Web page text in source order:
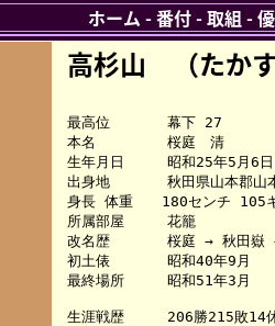
高杉山 （たか
最高位　　　　幕下 27
本名　　　　　桜庭　清
生年月日　　　昭和25年5月6日
出身地　　　　秋田県山本郡山
身長 体重　　180センチ 105
所属部屋　　　花籠
改名歴　　　　桜庭 → 秋田
初土俵　　　　昭和40年9月
最終場所　　　昭和51年3月
生涯戦歴　　　206勝215敗
ホーム -番付-取組 -